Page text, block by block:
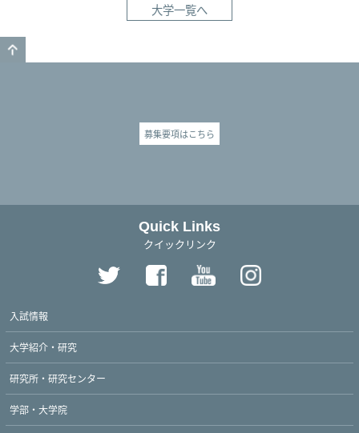
大学一覧へ
募集要項はこちら
Quick Links
クイックリンク
入試情報
大学紹介・研究
研究所・研究センター
学部・大学院